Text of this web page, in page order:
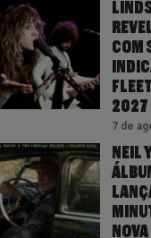
COM
2027
7 de
NEIL